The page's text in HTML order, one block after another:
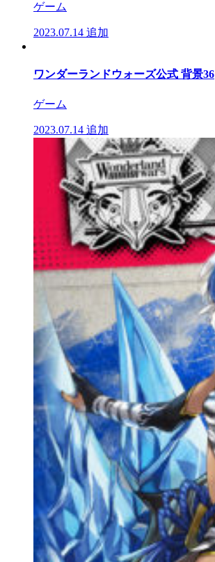
ゲーム
2023.07.14 追加
ワンダーランドウォーズ公式 背景36
ゲーム
2023.07.14 追加